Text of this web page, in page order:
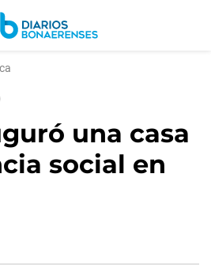
una casa
social en